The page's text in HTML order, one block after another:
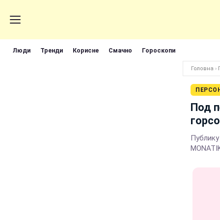
Люди Тренди Корисне Смачно Гороскопи
Головна ›
Под